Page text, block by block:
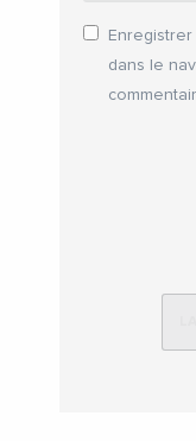
dans le